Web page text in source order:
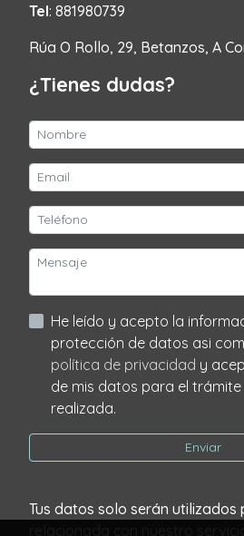
Tel: 881980739
Rúa O Rollo, 29, Betanzos, A
¿Tienes dudas?
He leído y acepto la información básica sobre
protección de datos asi
política de privacidad y
de mis datos para el
realizada.
Enviar
Tus datos solo serán utilizados